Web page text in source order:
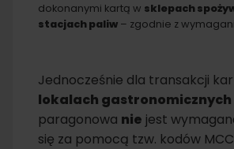
dokonanymi kartą w sklepach
stacjach paliw – zgodnie z
Jednocześnie dla transakcji
lokalach gastronomicznych
paragonowa nie jest
się za pomocą tzw. kodów